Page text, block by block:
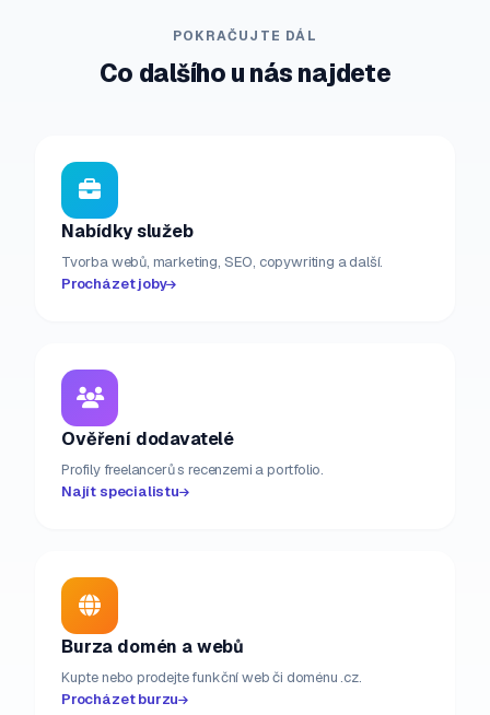
POKRAČUJTE DÁL
Co dalšího u nás najdete
Nabídky služeb
Tvorba webů, marketing, SEO, copywriting a další.
Procházet joby
Ověření dodavatelé
Profily freelancerů s recenzemi a portfolio.
Najít specialistu
Burza domén a webů
Kupte nebo prodejte funkční web či doménu .cz.
Procházet burzu